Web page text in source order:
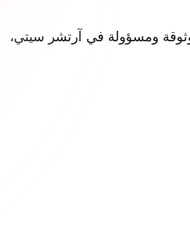
ومسؤولة في آرتشر سيتي،